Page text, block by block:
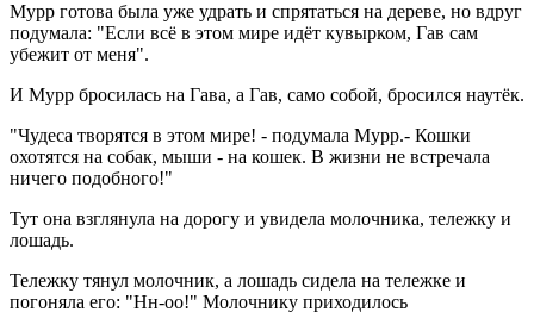
Мурр готова была уже удрать и спрятаться на дереве, но вдруг
подумала: "Если всё в этом мире идёт кувырком, Гав сам
убежит от меня".
И Мурр бросилась на Гава, а Гав, само собой, бросился наутёк.
"Чудеса творятся в этом мире! - подумала Мурр.- Кошки
охотятся на собак, мыши - на кошек. В жизни не встречала
ничего подобного!"
Тут она взглянула на дорогу и увидела молочника, тележку и
лошадь.
Тележку тянул молочник, а лошадь сидела на тележке и
погоняла его: "Нн-оо!" Молочнику приходилось